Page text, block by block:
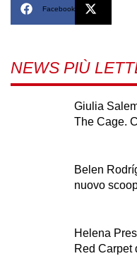
Facebook
NEWS PIÙ
Giulia
The Cage.
Belen
nuovo
Helena
Red Carpet